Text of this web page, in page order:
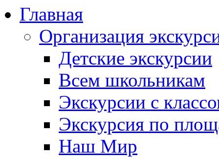
Главная
Организация
Детские экскурсии
Всем школьникам
Экскурсии c
Экскурсия по
Наш Мир